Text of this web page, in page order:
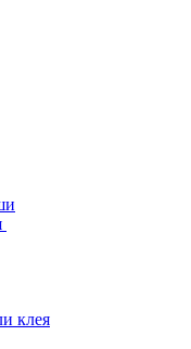
клея